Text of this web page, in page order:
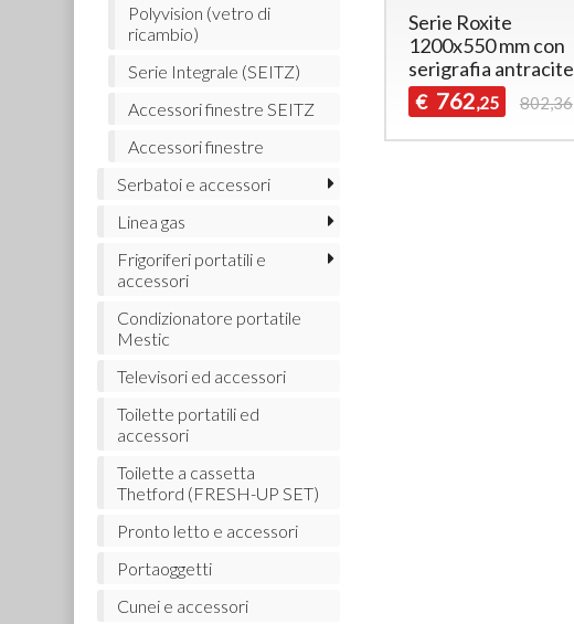
Serie Roxite
1200x550 mm con
serigrafia antracite
€ 762,25 802,36
Polyvision (vetro di
ricambio)
Serie Integrale (SEITZ)
Accessori finestre SEITZ
Accessori finestre
Serbatoi e accessori
Linea gas
Frigoriferi portatili e
accessori
Condizionatore portatile
Mestic
Televisori ed accessori
Toilette portatili ed
accessori
Toilette a cassetta
Thetford (FRESH-UP SET)
Pronto letto e accessori
Portaoggetti
Cunei e accessori